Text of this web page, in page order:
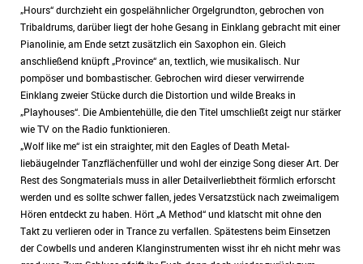
„Hours“ durchzieht ein gospelähnlicher Orgelgrundton, gebrochen von
Tribaldrums, darüber liegt der hohe Gesang in Einklang gebracht mit einer
Pianolinie, am Ende setzt zusätzlich ein Saxophon ein. Gleich
anschließend knüpft „Province“ an, textlich, wie musikalisch. Nur
pompöser und bombastischer. Gebrochen wird dieser verwirrende
Einklang zweier Stücke durch die Distortion und wilde Breaks in
„Playhouses“. Die Ambientehülle, die den Titel umschließt zeigt nur stärker
wie TV on the Radio funktionieren.
„Wolf like me“ ist ein straighter, mit den Eagles of Death Metal-
liebäugelnder Tanzflächenfüller und wohl der einzige Song dieser Art. Der
Rest des Songmaterials muss in aller Detailverliebtheit förmlich erforscht
werden und es sollte schwer fallen, jedes Versatzstück nach zweimaligem
Hören entdeckt zu haben. Hört „A Method“ und klatscht mit ohne den
Takt zu verlieren oder in Trance zu verfallen. Spätestens beim Einsetzen
der Cowbells und anderen Klanginstrumenten wisst ihr eh nicht mehr was